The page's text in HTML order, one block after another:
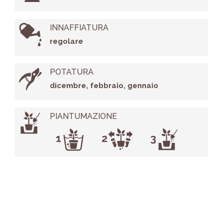
INNAFFIATURA
regolare
POTATURA
dicembre, febbraio, gennaio
PIANTUMAZIONE